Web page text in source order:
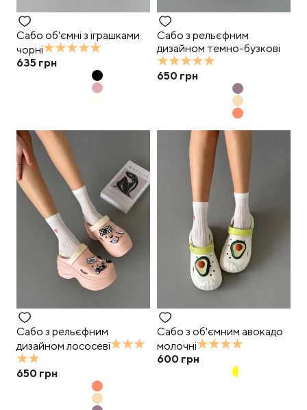
Сабо об'ємні з іграшками
чорні
635 грн
Сабо з рельєфним
дизайном темно-бузкові
650 грн
Сабо з рельєфним
дизайном лососеві
650 грн
Сабо з об'ємним авокадо
молочні
600 грн